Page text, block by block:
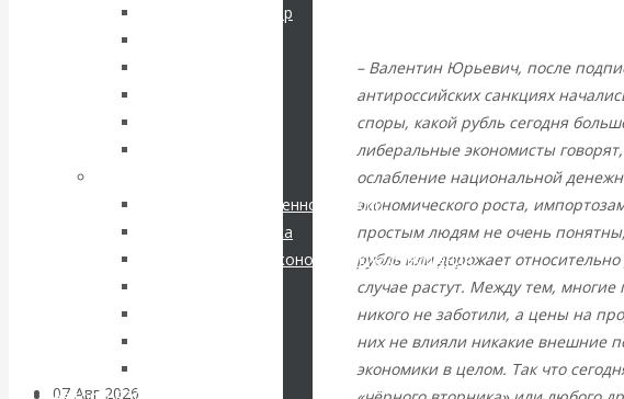
Соловьев Владимир
Экономика современной России
Мировая экономика
Международные экономические отношения
кризис в России.
Проедаем
основной
капитал, но
строим
грандиозные
планы
07 Авг 2026
– Валентин Юрьевич, после
антироссийских санкциях
споры, какой рубль сегодня
либеральные экономисты
ослабление национальной
экономического роста,
простым людям не очень
рубль или дорожает
случае растут. Между тем,
никого не заботили, а цены на
них не влияли никакие внешние
экономики в целом. Так что